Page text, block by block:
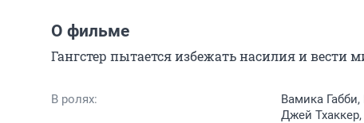
О фильме
Гангстер пытается избежать насилия и вести
В ролях:
Вамика
Джей